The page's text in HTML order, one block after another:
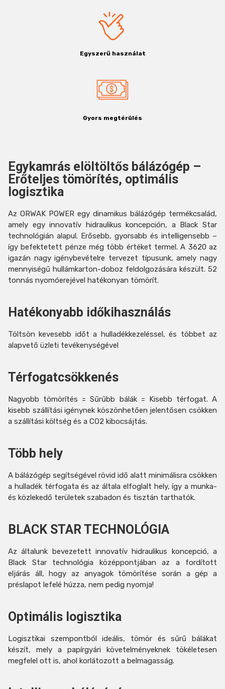
Egykamrás elöltöltős bálázógép –
Erőteljes tömörítés, optimális
logisztika
Az ORWAK POWER egy dinamikus bálázógép termékcsalád,
amely egy innovatív hidraulikus koncepción, a Black Star
technológián alapul. Erősebb, gyorsabb és intelligensebb –
így befektetett pénze még több értéket termel. A 3620 az
igazán nagy igénybevételre tervezet típusunk, amely nagy
mennyiségű hullámkarton-doboz feldolgozására készült. 52
tonnás nyomóerejével hatékonyan tömörít.
Hatékonyabb időkihasználás
Töltsön kevesebb időt a hulladékkezeléssel, és többet az
alapvető üzleti tevékenységével
Térfogatcsökkenés
Nagyobb tömörítés = Sűrűbb bálák = Kisebb térfogat. A
kisebb szállítási igénynek köszönhetően jelentősen csökken
a szállítási költség és a CO2 kibocsájtás.
Több hely
A bálázógép segítségével rövid idő alatt minimálisra csökken
a hulladék térfogata és az általa elfoglalt hely, így a munka-
és közlekedő területek szabadon és tisztán tarthatók.
BLACK STAR TECHNOLÓGIA
Az általunk bevezetett innovatív hidraulikus koncepció, a
Black Star technológia középpontjában az a fordított
eljárás áll, hogy az anyagok tömörítése során a gép a
préslapot lefelé húzza, nem pedig nyomja!
Optimális logisztika
Logisztikai szempontból ideális, tömör és sűrű bálákat
készít, mely a papírgyári követelményeknek tökéletesen
megfelel ott is, ahol korlátozott a belmagasság.
Egyszerű használat
Gyors megtérülés